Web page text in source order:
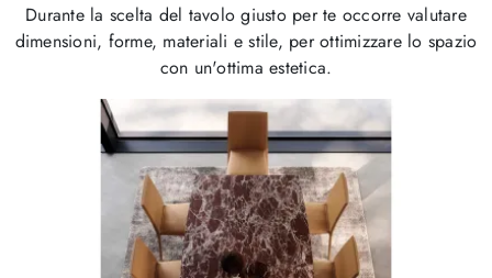
Durante la scelta del tavolo giusto per te occorre valutare
dimensioni, forme, materiali e stile, per ottimizzare lo spazio
con un'ottima estetica.